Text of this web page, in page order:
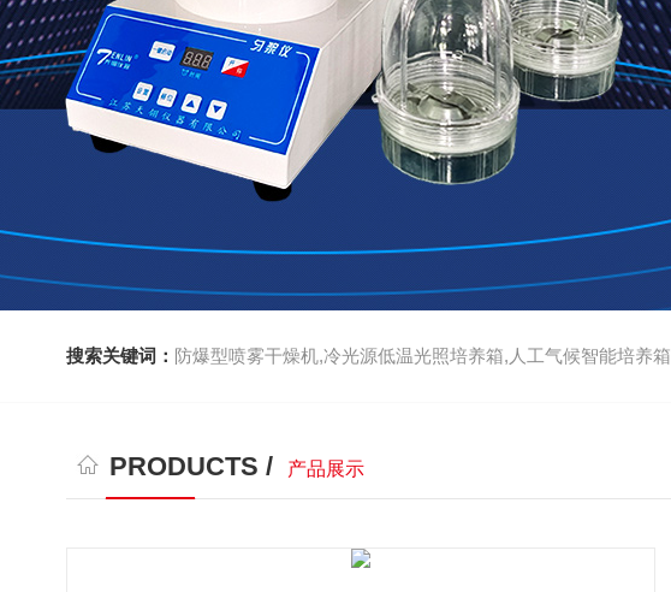
搜索关键词： 防爆型喷雾干燥机,冷光源低温光照培养箱,人工气候智能培养箱
PRODUCTS / 产品展示